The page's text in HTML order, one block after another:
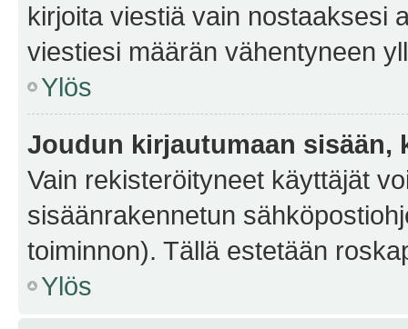
kirjoita viestiä vain nostaaksesi
viestiesi määrän vähentyneen
Ylös
Joudun kirjautumaan sisään,
Vain rekisteröityneet käyttäjät
sisäänrakennetun
toiminnon). Tällä estetään
Ylös